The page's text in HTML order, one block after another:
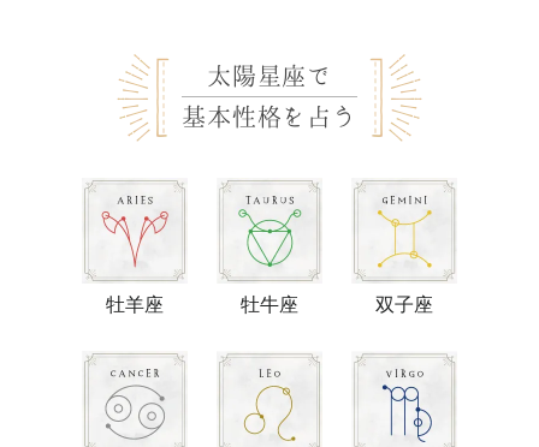
太陽星座で
基本性格を占う
牡羊座 牡牛座 双子座